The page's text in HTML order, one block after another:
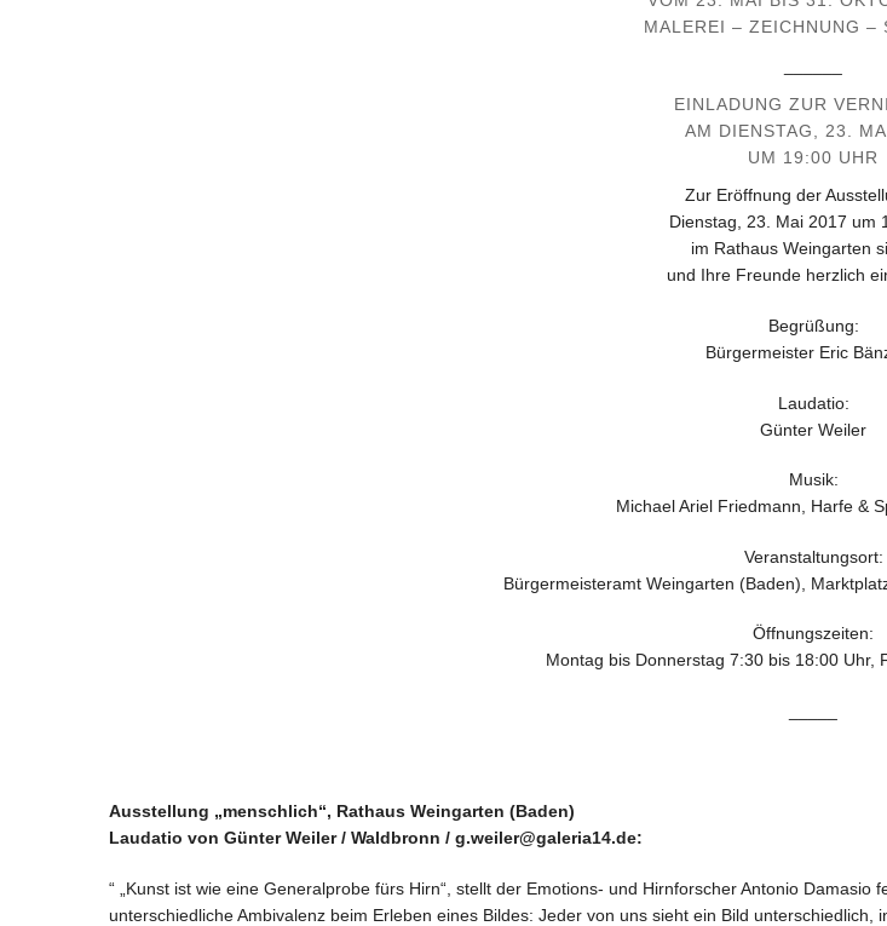
MALEREI – ZEICHNUNG –
EINLADUNG ZUR
AM DIENSTAG, 23.
UM 19:00 UHR
Zur Eröffnung der
Dienstag, 23. Mai 2017 um
im Rathaus Weingarten
und Ihre Freunde herzlich
Begrüßung:
Bürgermeister Eric
Laudatio:
Günter Weiler
Musik:
Michael Ariel Friedmann, Harfe &
Veranstaltungsort:
Bürgermeisteramt Weingarten (Baden),
Öffnungszeiten:
Montag bis Donnerstag 7:30 bis 18:00 Uhr,
Ausstellung „menschlich“, Rathaus Weingarten (Baden)
Laudatio von Günter Weiler / Waldbronn / g.weiler@galeria14.de:
“ „Kunst ist wie eine Generalprobe fürs Hirn“, stellt der Emotions- und Hirnforscher Antonio
unterschiedliche Ambivalenz beim Erleben eines Bildes: Jeder von uns sieht ein Bild